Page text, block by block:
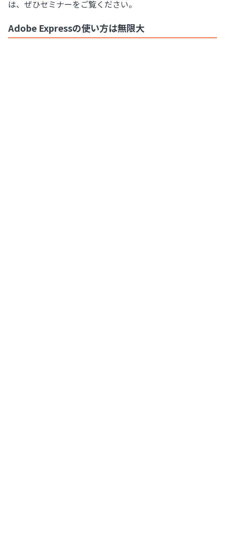
は、ぜひセミナーをご覧ください。
Adobe Expressの使い方は無限大